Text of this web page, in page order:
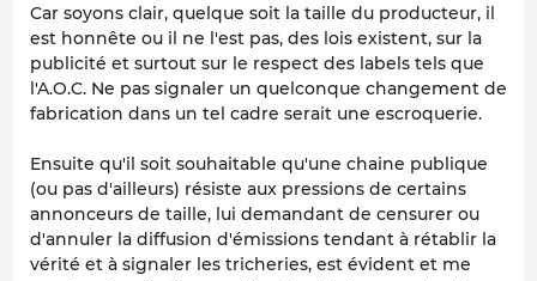
Car soyons clair, quelque soit la taille du producteur, il
est honnête ou il ne l'est pas, des lois existent, sur la
publicité et surtout sur le respect des labels tels que
l'A.O.C. Ne pas signaler un quelconque changement de
fabrication dans un tel cadre serait une escroquerie.
Ensuite qu'il soit souhaitable qu'une chaine publique
(ou pas d'ailleurs) résiste aux pressions de certains
annonceurs de taille, lui demandant de censurer ou
d'annuler la diffusion d'émissions tendant à rétablir la
vérité et à signaler les tricheries, est évident et me